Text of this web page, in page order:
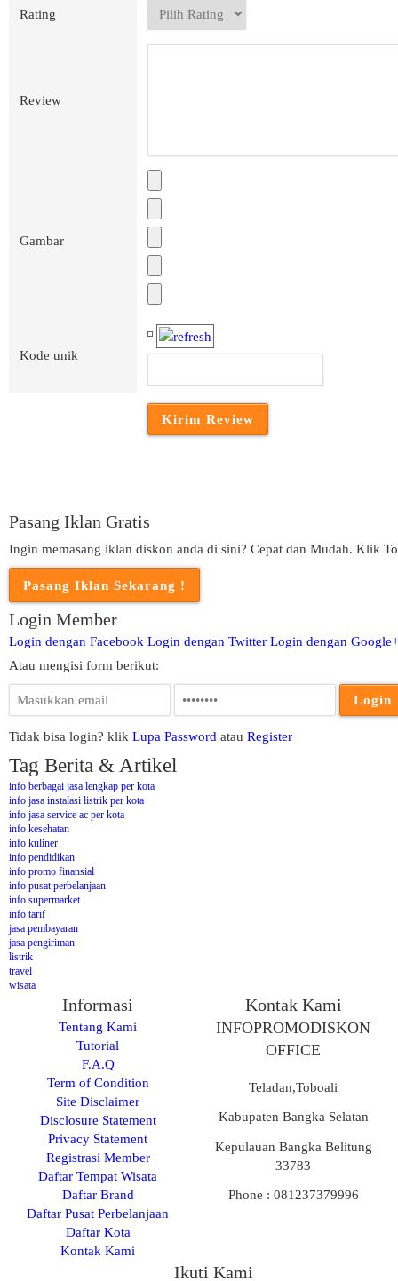
Rating
Review
Gambar
Kode unik
Pasang Iklan Gratis
Ingin memasang iklan diskon anda di sini? Cepat dan Mudah. Klik
Login Member
Login dengan Facebook Login dengan Twitter Login dengan Google+
Atau mengisi form berikut:
Tidak bisa login? klik Lupa Password atau Register
Tag Berita & Artikel
info berbagai jasa lengkap per kota
info jasa instalasi listrik per kota
info jasa service ac per kota
info kesehatan
info kuliner
info pendidikan
info promo finansial
info pusat perbelanjaan
info supermarket
info tarif
jasa pembayaran
jasa pengiriman
listrik
travel
wisata
Informasi
Tentang Kami
Tutorial
F.A.Q
Term of Condition
Site Disclaimer
Disclosure Statement
Privacy Statement
Registrasi Member
Daftar Tempat Wisata
Daftar Brand
Daftar Pusat Perbelanjaan
Daftar Kota
Kontak Kami
Kontak Kami
INFOPROMODISKON
OFFICE
Teladan,Toboali
Kabupaten Bangka Selatan
Kepulauan Bangka Belitung
33783
Phone : 081237379996
Ikuti Kami